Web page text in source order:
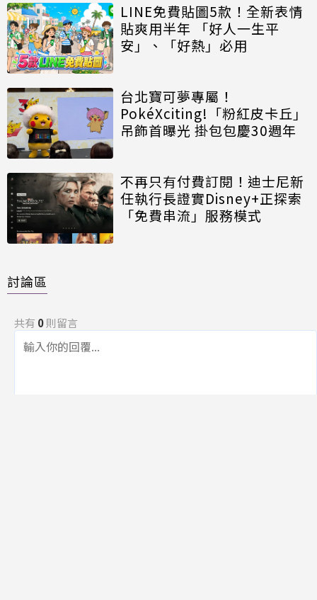
LINE免費貼圖5款！全新表情
貼爽用半年 「好人一生平
安」、「好熱」必用
台北寶可夢專屬！
PokéXciting!「粉紅皮卡丘」
吊飾首曝光 掛包包慶30週年
不再只有付費訂閱！迪士尼新
任執行長證實Disney+正探索
「免費串流」服務模式
討論區
共有 0則留言